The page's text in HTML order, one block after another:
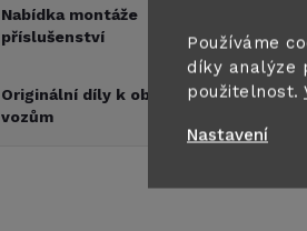
Používáme
díky analýze
použitelnost.
Nastavení
Nabídka montáže
příslušenství
Originální díly k obytným
vozům